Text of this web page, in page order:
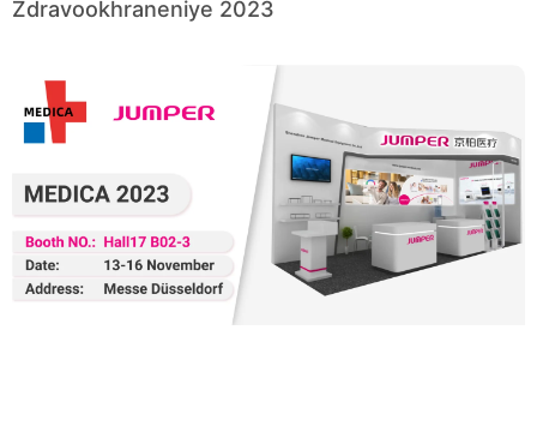
Zdravookhraneniye 2023